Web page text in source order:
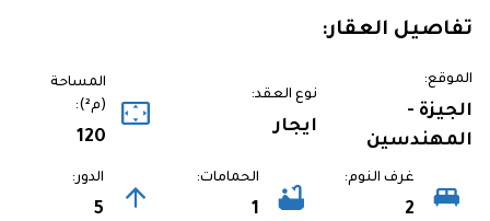
تفاصيل العقار:
الموقع:
الجيزة -
المهندسين
نوع العقد:
ايجار
المساحة
(م²):
120
غرف النوم:
2
الحمامات:
1
الدور:
5